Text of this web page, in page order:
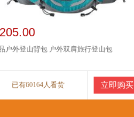
205.00
户外登山背包 户外双肩旅行登山包
已有60164人看货 立即购买